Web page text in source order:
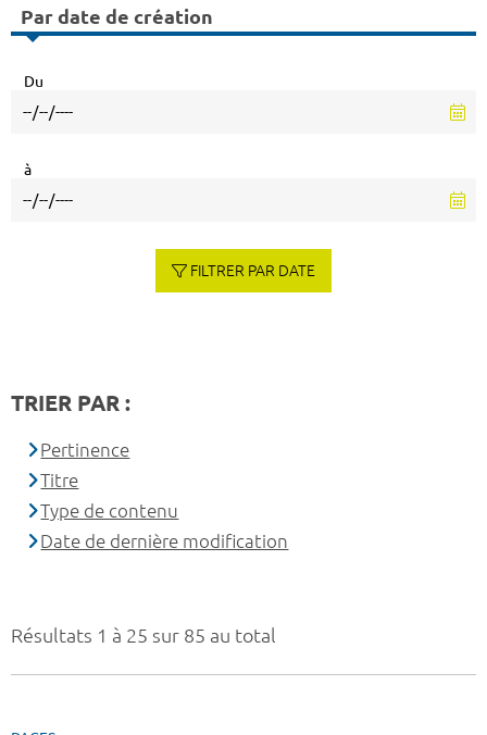
Résultats 1 à 25 sur 85 au total
Par date de création
Du
à
FILTRER PAR DATE
TRIER PAR :
Pertinence
Titre
Type de contenu
Date de dernière modification